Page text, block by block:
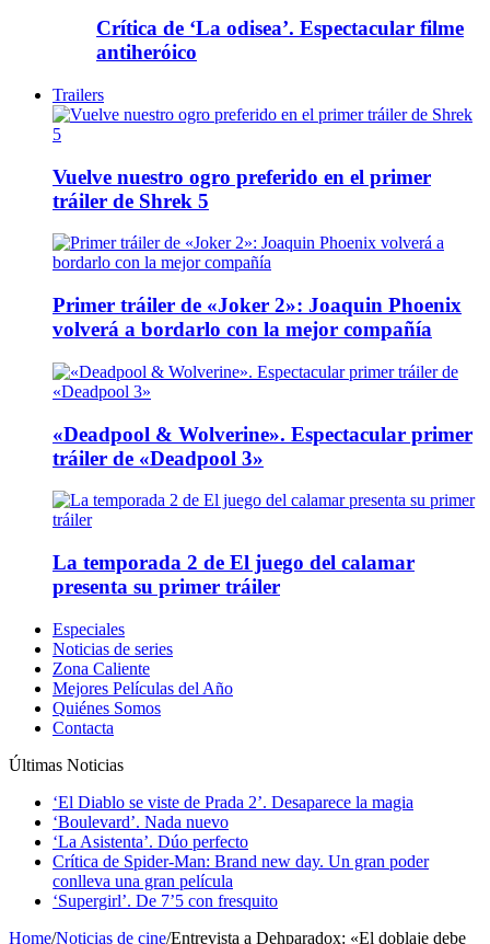
Crítica de ‘La odisea’. Espectacular filme
antiheróico
Trailers
Vuelve nuestro ogro preferido en el primer
tráiler de Shrek 5
Primer tráiler de «Joker 2»: Joaquin Phoenix
volverá a bordarlo con la mejor compañía
«Deadpool & Wolverine». Espectacular primer
tráiler de «Deadpool 3»
La temporada 2 de El juego del calamar
presenta su primer tráiler
Especiales
Noticias de series
Zona Caliente
Mejores Películas del Año
Quiénes Somos
Contacta
Últimas Noticias
‘El Diablo se viste de Prada 2’. Desaparece la magia
‘Boulevard’. Nada nuevo
‘La Asistenta’. Dúo perfecto
Crítica de Spider-Man: Brand new day. Un gran poder
conlleva una gran película
‘Supergirl’. De 7’5 con fresquito
Home/Noticias de cine/Entrevista a Dehparadox: «El doblaje debe